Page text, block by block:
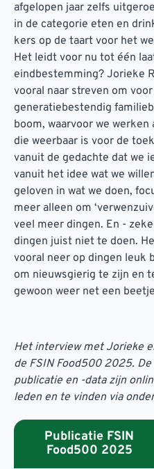
afgelopen jaar zelfs
in de categorie eten en
kers op de taart voor het
Het leidt voor nu tot één
eindbestemming? Jorieke
vooral naar streven om
generatiebestendig
boom, waarvoor we
die weerbaar is voor de
vanuit de gedachte dat we
vanuit het idee wat we
geloven in wat we doen,
meer alleen om
veel meer dingen. En -
dingen juist niet te doen.
vooral neer op dingen leuk
om nieuwsgierig te zijn en
gewoon weer net een
Het interview met Jorieke
de FSIN Food500 2025.
publicatie en -data zijn
leden en te vinden via
Publicatie FSIN
Food500 2025